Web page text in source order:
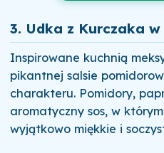
3. Udka z Kurczaka
Inspirowane kuchnią
pikantnej salsie
charakteru. Pomidory,
aromatyczny sos, w
wyjątkowo miękkie i